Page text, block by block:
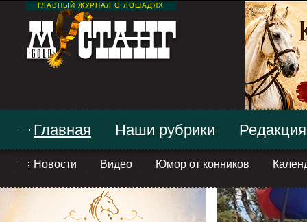
ГЛАВНЫЙ ЖУРНАЛ О ЛОШАДЯХ
Главная
Новости Видео Юмор от конников
Наши рубрики Редакция